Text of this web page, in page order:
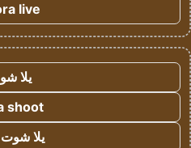
live
يلا
shoot
يلا